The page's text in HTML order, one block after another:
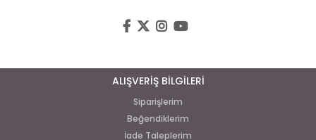
ALIŞVERİŞ BİLGİLERİ
Siparişlerim
Beğendiklerim
İade Taleplerim